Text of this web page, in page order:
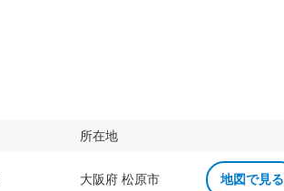
所在地
大阪府 松原市 地図で見る